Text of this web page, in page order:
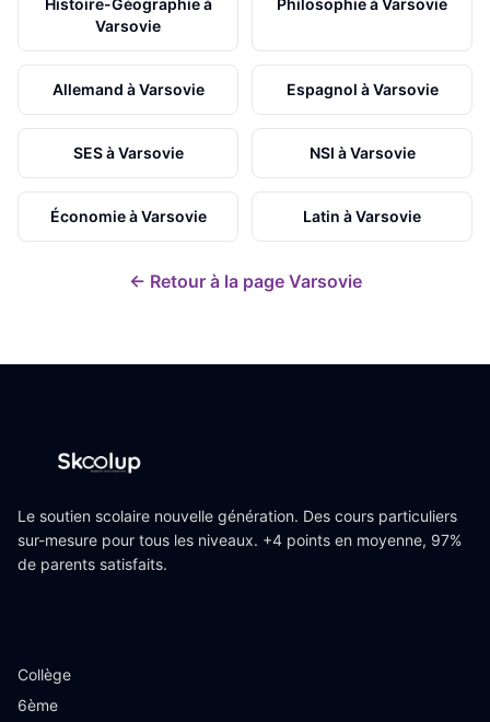
Varsovie
Allemand àVarsovie Espagnol àVarsovie
SESàVarsovie NSI àVarsovie
ÉconomieàVarsovie Latin àVarsovie
← Retour à la page Varsovie
Le soutien scolaire nouvelle génération. Des cours particuliers
sur-mesure pour tous les niveaux. +4 points en moyenne, 97%
de parents satisfaits.
Collège
6ème